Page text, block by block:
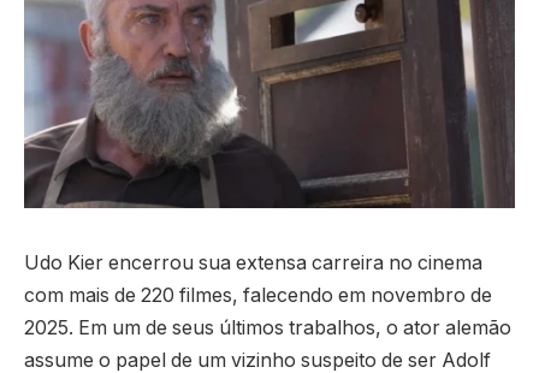
Udo Kier encerrou sua extensa carreira no cinema
com mais de 220 filmes, falecendo em novembro de
2025. Em um de seus últimos trabalhos, o ator alemão
assume o papel de um vizinho suspeito de ser Adolf